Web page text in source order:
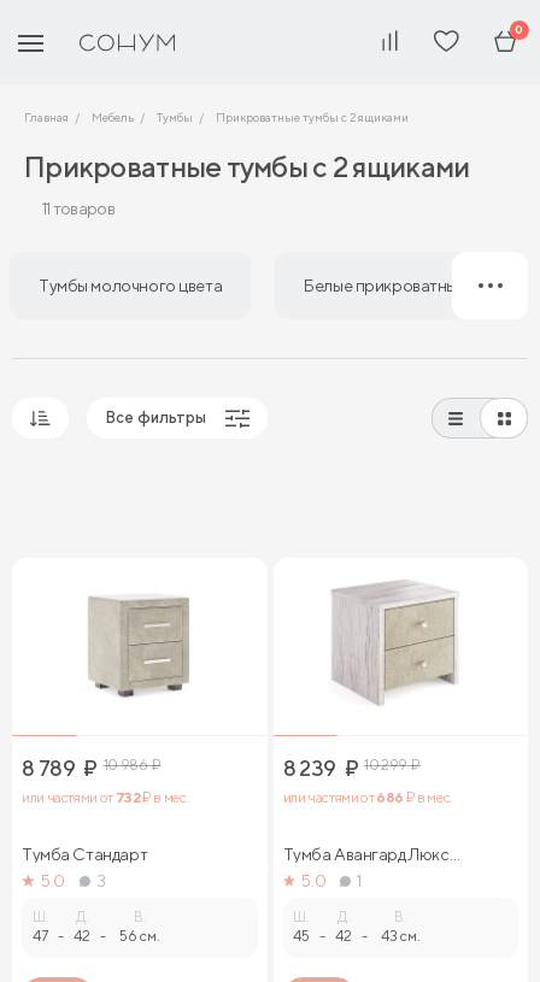
0
Главная Мебель Тумбы Прикроватные тумбы с 2 ящиками
Прикроватные тумбы с 2 ящиками
11 товаров
Тумбы молочного цвета Белые прикроватные тумбы
Все фильтры
8 789 ₽ 10 986₽
или частями от 732₽ в мес.
Тумба Стандарт
5.0
3
Ш.
47 -
Д.
42 -
В.
56 см.
8 239 ₽ 10 299₽
или частями от686 ₽ в мес.
Тумба Авангард Люкс
(ясмунд)
5.0 1
Ш.
45 -
Д.
42 -
В.
43 см.